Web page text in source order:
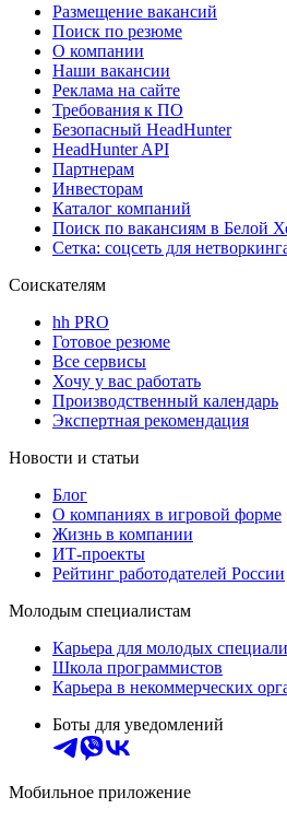
Размещение вакансий
Поиск по резюме
О компании
Наши вакансии
Реклама на сайте
Требования к ПО
Безопасный HeadHunter
HeadHunter API
Партнерам
Инвесторам
Каталог компаний
Поиск по вакансиям в Белой
Сетка: соцсеть для
Соискателям
hh PRO
Готовое резюме
Все сервисы
Хочу у вас работать
Производственный календарь
Экспертная рекомендация
Новости и статьи
Блог
О компаниях в игровой форме
Жизнь в компании
ИТ-проекты
Рейтинг работодателей России
Молодым специалистам
Карьера для молодых
Школа программистов
Карьера в некоммерческих
Боты для уведомлений
Мобильное приложение